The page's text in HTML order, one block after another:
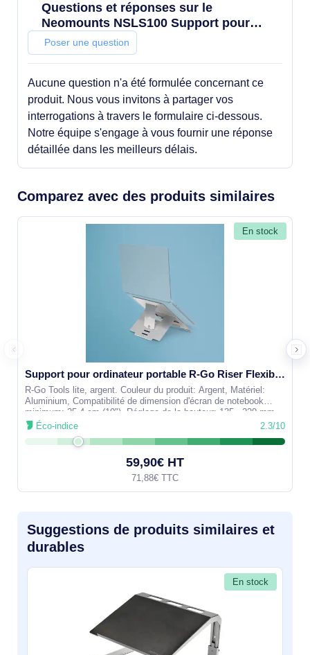
Questions et réponses sur le
Neomounts NSLS100 Support pour
ordinateur portable 10-22" - pliable -
compact - universel
Poser une question
Aucune question n'a été formulée concernant ce
produit. Nous vous invitons à partager vos
interrogations à travers le formulaire ci-dessous.
Notre équipe s'engage à vous fournir une réponse
détaillée dans les meilleurs délais.
Comparez avec des produits similaires
En stock
Support pour ordinateur portable R-Go Riser Flexible, pliable et réglable, ergonomique, aluminium Hy - RGORISTSI
R-Go Tools lite, argent. Couleur du produit: Argent, Matériel:
Aluminium, Compatibilité de dimension d'écran de notebook
minimum: 25,4 cm (10"). Réglage de la hauteur: 135 - 220 mm,
AngleÉco-indice 2.3/10
59,90€ HT
71,88€ TTC
Suggestions de produits similaires et
durables
En stock